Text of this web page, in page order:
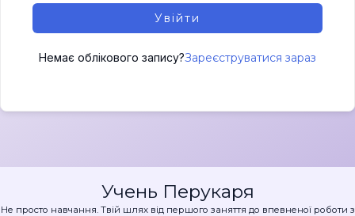
Увійти
Немає облікового запису?Зареєструватися зараз
Учень Перукаря
Не просто навчання. Твій шлях від першого заняття до впевненої роботи з